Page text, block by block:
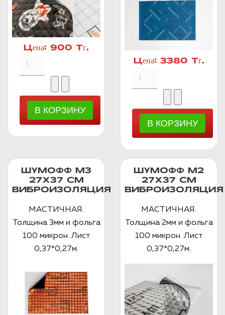
Цена: 900 Тг.
Цена: 3380 Тг.
ШУМОФФ М3
27Х37 СМ
ВИБРОИЗОЛЯЦИЯ
МАСТИЧНАЯ.
Толщина 3мм и фольга
100 микрон. Лист
0,37*0,27м.
ШУМОФФ М2
27X37 СМ
ВИБРОИЗОЛЯЦИЯ
МАСТИЧНАЯ.
Толщина 2мм и фольга
100 микрон. Лист
0,37*0,27м.